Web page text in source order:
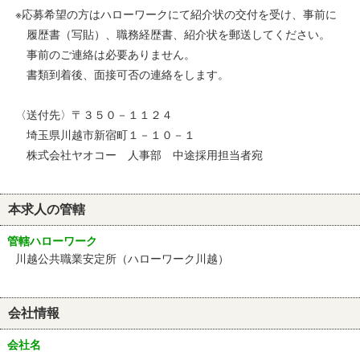
※応募希望の方はハローワークにて紹介状の交付を受け、事前に
履歴書（写貼）、職務経歴書、紹介状を郵送してください。
事前のご連絡は必要ありません。
書類到着後、面接可否の連絡をします。
〈送付先〉〒３５０－１１２４
埼玉県川越市新宿町１－１０－１
株式会社ヤオコー 人事部 中途採用担当者宛
本求人の管轄
管轄ハローワーク
川越公共職業安定所（ハローワーク川越）
会社情報
会社名